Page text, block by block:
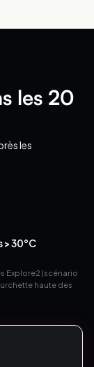
les 20
les
> 30°C
Explore2 (scénario
haute des